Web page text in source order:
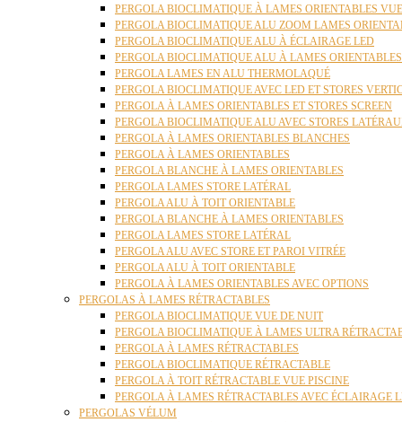
PERGOLA BIOCLIMATIQUE À LAMES ORIENTABLES
PERGOLA BIOCLIMATIQUE ALU ZOOM LAMES
PERGOLA BIOCLIMATIQUE ALU À ÉCLAIRAGE LED
PERGOLA BIOCLIMATIQUE ALU À LAMES
PERGOLA LAMES EN ALU THERMOLAQUÉ
PERGOLA BIOCLIMATIQUE AVEC LED ET STORES
PERGOLA À LAMES ORIENTABLES ET STORES SCREEN
PERGOLA BIOCLIMATIQUE ALU AVEC STORES
PERGOLA À LAMES ORIENTABLES BLANCHES
PERGOLA À LAMES ORIENTABLES
PERGOLA BLANCHE À LAMES ORIENTABLES
PERGOLA LAMES STORE LATÉRAL
PERGOLA ALU À TOIT ORIENTABLE
PERGOLA BLANCHE À LAMES ORIENTABLES
PERGOLA LAMES STORE LATÉRAL
PERGOLA ALU AVEC STORE ET PAROI VITRÉE
PERGOLA ALU À TOIT ORIENTABLE
PERGOLA À LAMES ORIENTABLES AVEC OPTIONS
PERGOLAS À LAMES RÉTRACTABLES
PERGOLA BIOCLIMATIQUE VUE DE NUIT
PERGOLA BIOCLIMATIQUE À LAMES ULTRA
PERGOLA À LAMES RÉTRACTABLES
PERGOLA BIOCLIMATIQUE RÉTRACTABLE
PERGOLA À TOIT RÉTRACTABLE VUE PISCINE
PERGOLA À LAMES RÉTRACTABLES AVEC ÉCLAIRAGE
PERGOLAS VÉLUM